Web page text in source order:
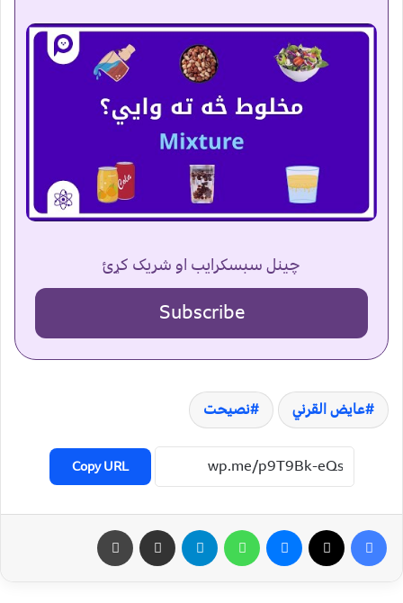
چینل سبسکرایب او شریک کړئ
Subscribe
عایض القرني نصیحت
Copy URL